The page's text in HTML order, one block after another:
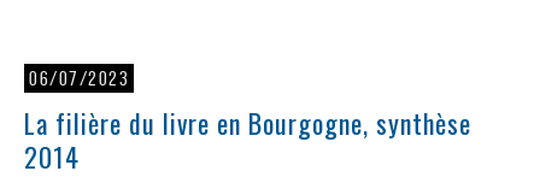
06/07/2023
La filière du livre en Bourgogne, synthèse
2014